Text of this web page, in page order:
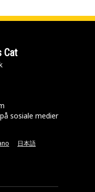
Cat
sosiale medier
日本語